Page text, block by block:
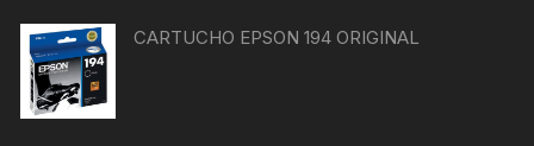
CARTUCHO EPSON 194 ORIGINAL